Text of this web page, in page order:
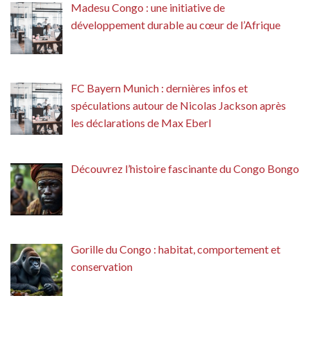
Madesu Congo : une initiative de
développement durable au cœur de l’Afrique
FC Bayern Munich : dernières infos et
spéculations autour de Nicolas Jackson après
les déclarations de Max Eberl
Découvrez l’histoire fascinante du Congo Bongo
Gorille du Congo : habitat, comportement et
conservation